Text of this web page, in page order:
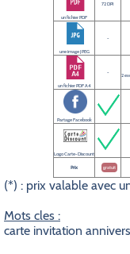
un fichier PDF
72 DPI
une image JPEG
-
un fichier PDF A4
-
2
Partage Facebook
Logo Carte-Discount
Prix gratuit
(*) : prix valable avec
Mots cles :
carte invitation